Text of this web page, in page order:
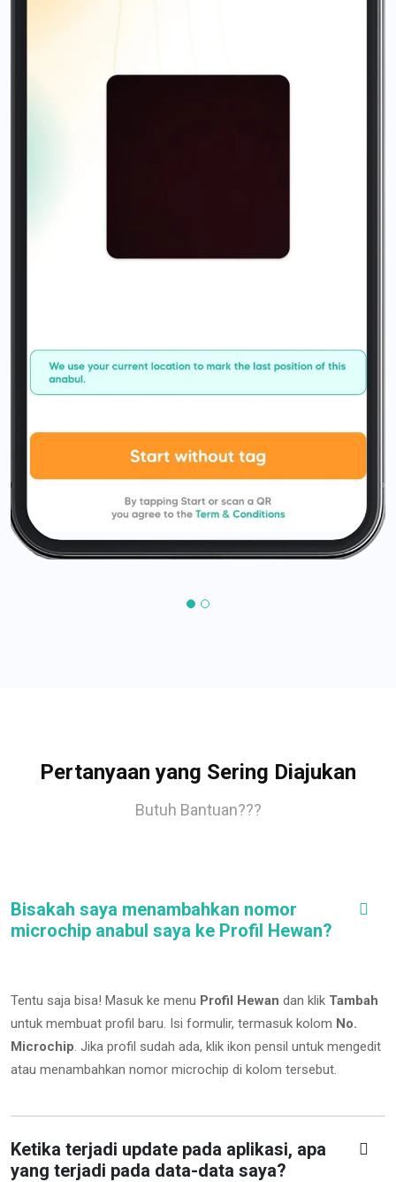
Pertanyaan yang Sering Diajukan
Butuh Bantuan???
Bisakah saya menambahkan nomor
microchip anabul saya ke Profil Hewan?
Tentu saja bisa! Masuk ke menu Profil Hewan dan klik Tambah
untuk membuat profil baru. Isi formulir, termasuk kolom No.
Microchip. Jika profil sudah ada, klik ikon pensil untuk mengedit
atau menambahkan nomor microchip di kolom tersebut.
Ketika terjadi update pada aplikasi, apa
yang terjadi pada data-data saya?